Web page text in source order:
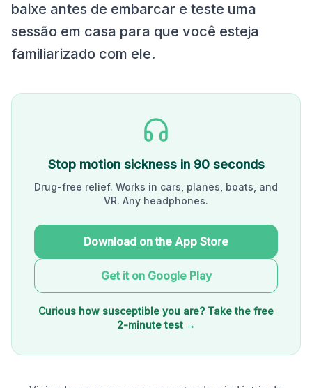
baixe antes de embarcar e teste uma
sessão em casa para que você esteja
familiarizado com ele.
Stop motion sickness in 90 seconds
Drug-free relief. Works in cars, planes, boats, and
VR. Any headphones.
Download on the App Store
Get it on Google Play
Curious how susceptible you are? Take the free
2-minute test →